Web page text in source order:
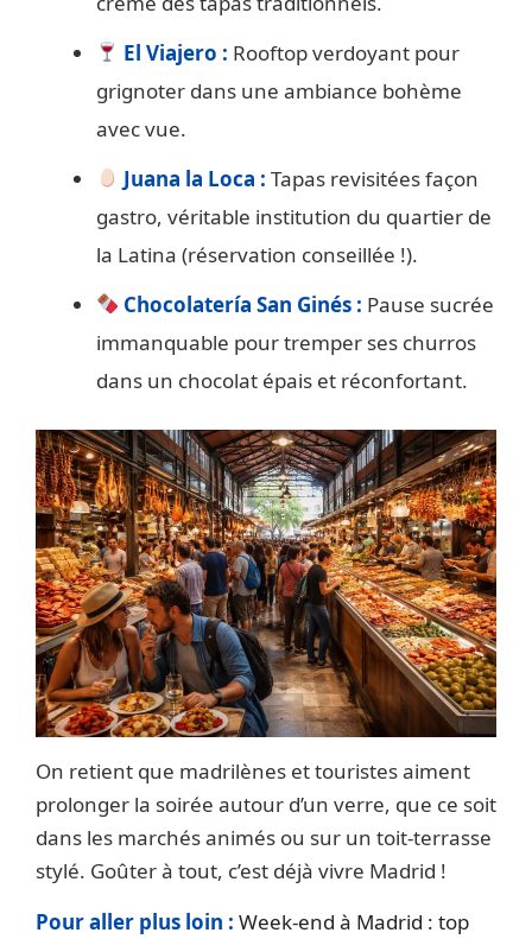
El Viajero : Rooftop verdoyant pour
grignoter dans une ambiance bohème
avec vue.
Juana la Loca : Tapas revisitées façon
gastro, véritable institution du quartier de
la Latina (réservation conseillée !).
Chocolatería San Ginés : Pause sucrée
immanquable pour tremper ses churros
dans un chocolat épais et réconfortant.
On retient que madrilènes et touristes aiment
prolonger la soirée autour d’un verre, que ce soit
dans les marchés animés ou sur un toit-terrasse
stylé. Goûter à tout, c’est déjà vivre Madrid !
Pour aller plus loin : Week-end à Madrid : top